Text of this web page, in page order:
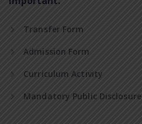
Transfer Form
Admission Form
Curriculum Activity
Mandatory Public Disclosure